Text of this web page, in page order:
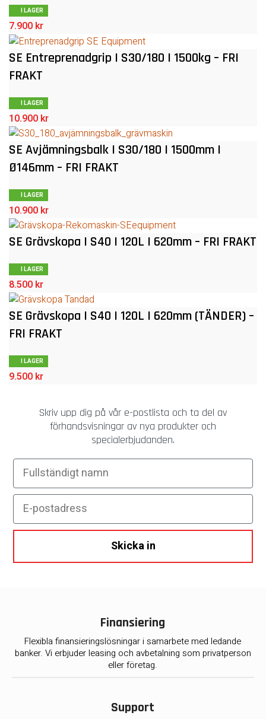
I LAGER
7.900 kr
SE Entreprenadgrip | S30/180 | 1500kg – FRI
FRAKT
I LAGER
10.900 kr
SE Avjämningsbalk | S30/180 | 1500mm |
Ø146mm – FRI FRAKT
I LAGER
10.900 kr
SE Grävskopa | S40 | 120L | 620mm – FRI FRAKT
I LAGER
8.500 kr
SE Grävskopa | S40 | 120L | 620mm (TÄNDER) –
FRI FRAKT
I LAGER
9.500 kr
Skriv upp dig på vår e-postlista och ta del av
förhandsvisningar av nya produkter och
specialerbjudanden.
Fullständigt namn
E-postadress
Skicka in
Finansiering
Flexibla finansieringslösningar i samarbete med ledande
banker. Vi erbjuder leasing och avbetalning som privatperson
eller företag.
Support